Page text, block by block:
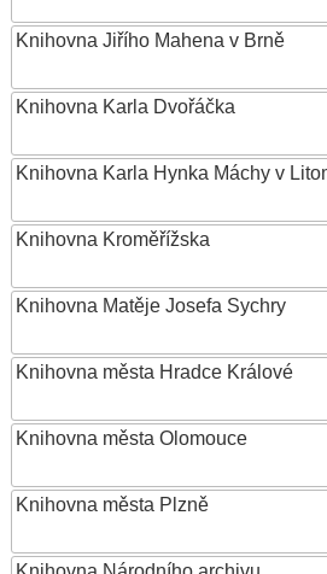
Knihovna Jiřího Mahena v Brně
Knihovna Karla Dvořáčka
Knihovna Karla Hynka Máchy v
Knihovna Kroměřížska
Knihovna Matěje Josefa Sychry
Knihovna města Hradce Králové
Knihovna města Olomouce
Knihovna města Plzně